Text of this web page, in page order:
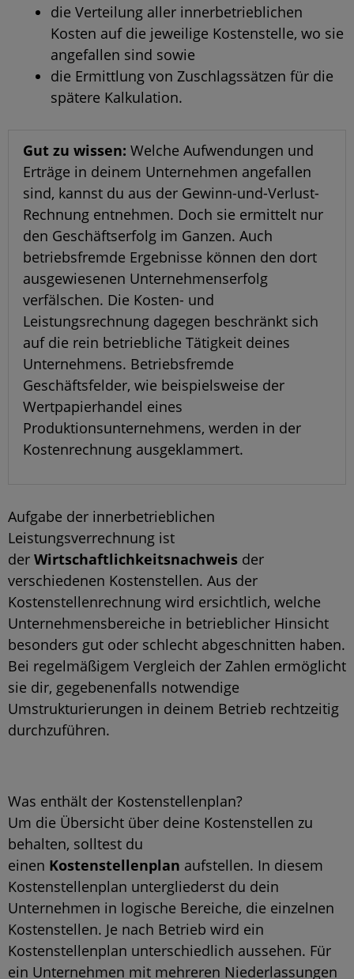
die Verteilung aller innerbetrieblichen
Kosten auf die jeweilige Kostenstelle, wo sie
angefallen sind sowie
die Ermittlung von Zuschlagssätzen für die
spätere Kalkulation.
Gut zu wissen: Welche Aufwendungen und
Erträge in deinem Unternehmen angefallen
sind, kannst du aus der Gewinn-und-Verlust-
Rechnung entnehmen. Doch sie ermittelt nur
den Geschäftserfolg im Ganzen. Auch
betriebsfremde Ergebnisse können den dort
ausgewiesenen Unternehmenserfolg
verfälschen. Die Kosten- und
Leistungsrechnung dagegen beschränkt sich
auf die rein betriebliche Tätigkeit deines
Unternehmens. Betriebsfremde
Geschäftsfelder, wie beispielsweise der
Wertpapierhandel eines
Produktionsunternehmens, werden in der
Kostenrechnung ausgeklammert.
Aufgabe der innerbetrieblichen
Leistungsverrechnung ist
der Wirtschaftlichkeitsnachweis der
verschiedenen Kostenstellen. Aus der
Kostenstellenrechnung wird ersichtlich, welche
Unternehmensbereiche in betrieblicher Hinsicht
besonders gut oder schlecht abgeschnitten haben.
Bei regelmäßigem Vergleich der Zahlen ermöglicht
sie dir, gegebenenfalls notwendige
Umstrukturierungen in deinem Betrieb rechtzeitig
durchzuführen.
Was enthält der Kostenstellenplan?
Um die Übersicht über deine Kostenstellen zu
behalten, solltest du
einen Kostenstellenplan aufstellen. In diesem
Kostenstellenplan untergliederst du dein
Unternehmen in logische Bereiche, die einzelnen
Kostenstellen. Je nach Betrieb wird ein
Kostenstellenplan unterschiedlich aussehen. Für
ein Unternehmen mit mehreren Niederlassungen